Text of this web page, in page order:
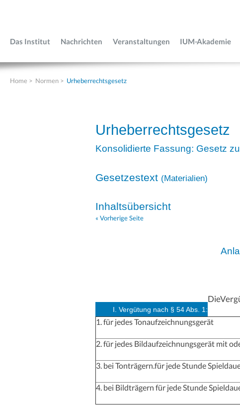
Das Institut Nachrichten Veranstaltungen IUM-Akademie
Home > Normen > Urheberrechtsgesetz
Urheberrechtsgesetz
Konsolidierte Fassung: Gesetz
Gesetzestext (Materialien)
Inhaltsübersicht
« Vorherige Seite
I. Vergütung nach § 54 Abs. 1:
1. für jedes Tonaufzeichnungsgerät
2. für jedes Bildaufzeichnungsgerät mit
3. bei Tonträgern.für jede Stunde
4. bei Bildträgern für jede Stunde